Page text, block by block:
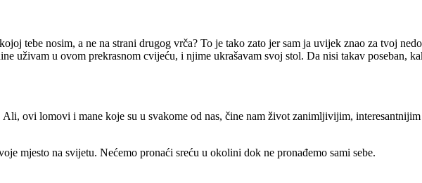
tebe nosim, a ne na strani drugog vrča? To je tako zato jer sam ja uvijek znao za tvoj
uživam u ovom prekrasnom cvijeću, i njime ukrašavam svoj stol. Da nisi takav poseban,
ovi lomovi i mane koje su u svakome od nas, čine nam život zanimljivijim,
mjesto na svijetu. Nećemo pronaći sreću u okolini dok ne pronađemo sami sebe.